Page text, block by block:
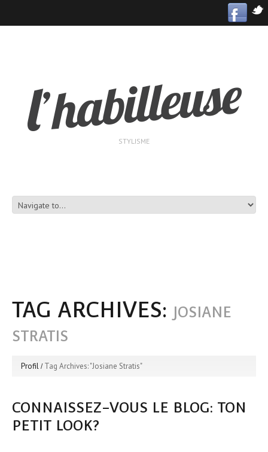
STYLISME
TAG ARCHIVES: JOSIANE
STRATIS
Profil Tag Archives: "Josiane Stratis"
CONNAISSEZ-VOUS LE BLOG: TON
PETIT LOOK?